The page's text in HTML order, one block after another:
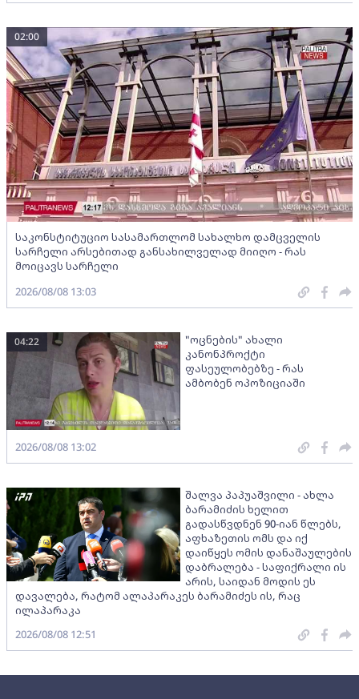
საკონსტიტუციო სასამართლომ სახალხო დამცველის
სარჩელი არსებითად განსახილველად მიიღო - რას
მოიცავს სარჩელი
02:00
2026/08/08 13:03
"ოცნების" ახალი
კანონპროქტი
ფასეულობებზე - რას
ამბობენ ოპოზიციაში
04:22
2026/08/08 13:02
შალვა პაპუაშვილი - ახლა
ბარამიძის ხელით
გადასწვდნენ 90-იან წლებს,
აფხაზეთის ომს და იქ
დაიწყეს ომის დანაშაულების
დაბრალება - საფიქრალი ის
არის, საიდან მოდის ეს
დავალება, რატომ ალაპარაკეს ბარამიძეს ის, რაც
ილაპარაკა
2026/08/08 12:51